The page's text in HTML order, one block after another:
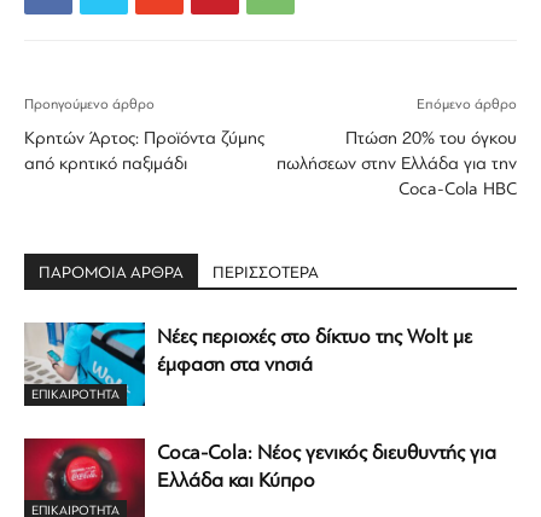
Προηγούμενο άρθρο
Κρητών Άρτος: Προϊόντα ζύμης
από κρητικό παξιμάδι
Επόμενο άρθρο
Πτώση 20% του όγκου
πωλήσεων στην Ελλάδα για την
Coca-Cola HBC
ΠΑΡΟΜΟΙΑ ΑΡΘΡΑ ΠΕΡΙΣΣΟΤΕΡΑ
ΕΠΙΚΑΙΡΟΤΗΤΑ
Νέες περιοχές στο δίκτυο της Wolt με
έμφαση στα νησιά
ΕΠΙΚΑΙΡΟΤΗΤΑ
Coca-Cola: Νέος γενικός διευθυντής για
Ελλάδα και Κύπρο